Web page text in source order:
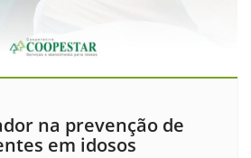
na prevenção de
em idosos